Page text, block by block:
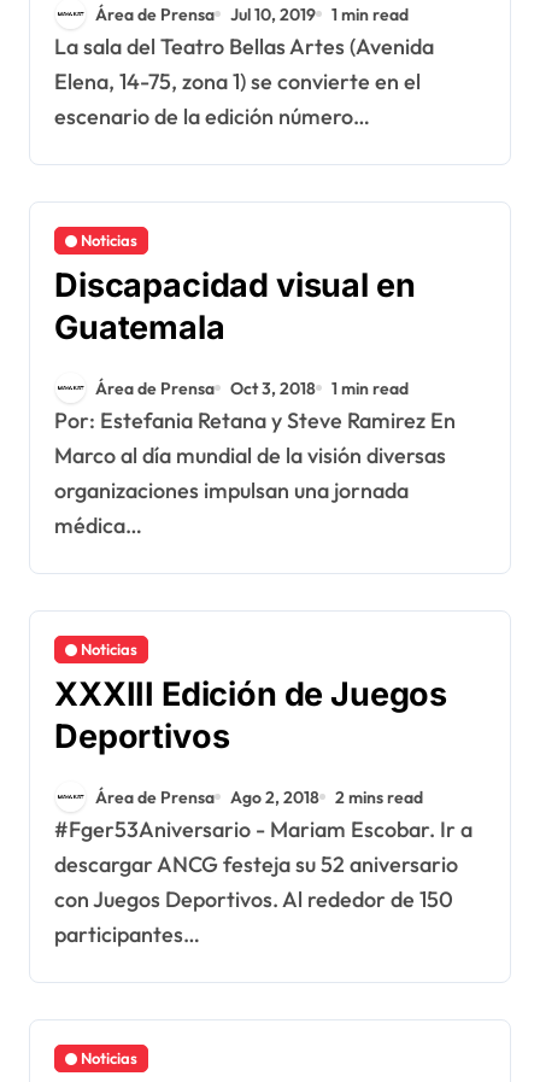
Área de Prensa Jul 10, 2019 1 min read
La sala del Teatro Bellas Artes (Avenida
Elena, 14-75, zona 1) se convierte en el
escenario de la edición número…
Noticias
Discapacidad visual en
Guatemala
Área de Prensa Oct 3, 2018 1 min read
Por: Estefania Retana y Steve Ramirez En
Marco al día mundial de la visión diversas
organizaciones impulsan una jornada
médica…
Noticias
XXXIII Edición de Juegos
Deportivos
Área de Prensa Ago 2, 2018 2 mins read
#Fger53Aniversario - Mariam Escobar. Ir a
descargar ANCG festeja su 52 aniversario
con Juegos Deportivos. Al rededor de 150
participantes…
Noticias